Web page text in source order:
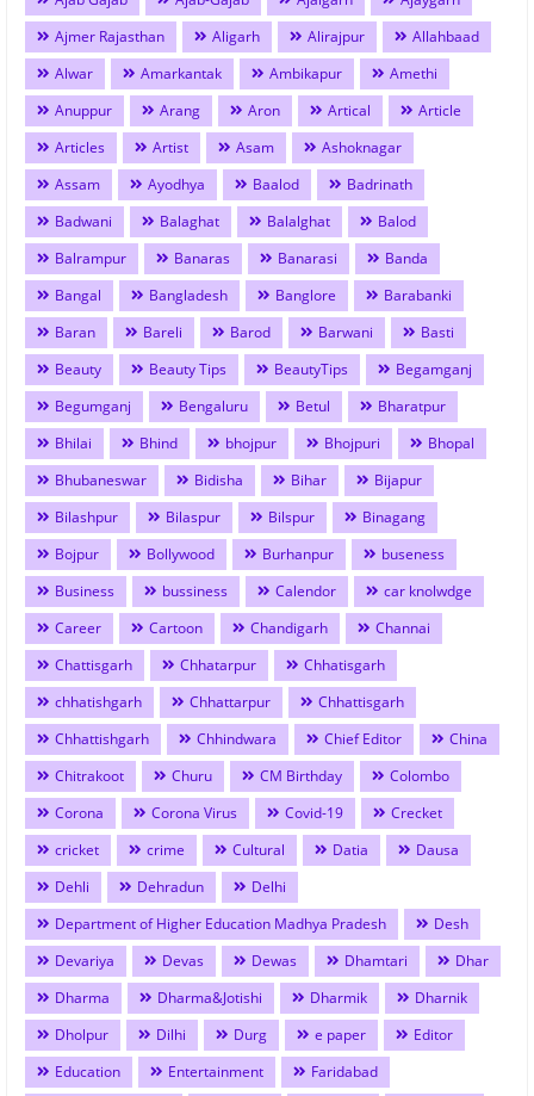
Ajmer Rajasthan
Aligarh Alirajpur
Allahbaad
Alwar
Amarkantak Ambikapur
Amethi
Anuppur
Arang Aron Artical
Article
Articles
Artist Asam
Ashoknagar
Assam
Ayodhya Baalod
Badrinath
Badwani
Balaghat Balalghat
Balod
Balrampur
Banaras Banarasi
Banda
Bangal
Bangladesh Banglore
Barabanki
Baran
Bareli Barod Barwani
Basti
Beauty
Beauty Tips BeautyTips
Begamganj
Begumganj
Bengaluru Betul
Bharatpur
Bhilai
Bhind bhojpur Bhojpuri
Bhopal
Bhubaneswar
Bidisha Bihar
Bijapur
Bilashpur
Bilaspur Bilspur
Binagang
Bojpur
Bollywood Burhanpur
buseness
Business
bussiness Calendor
car knolwdge
Career
Cartoon Chandigarh
Channai
Chattisgarh
Chhatarpur
Chhatisgarh
chhatishgarh
Chhattarpur
Chhattisgarh
Chhattishgarh
Chhindwara Chief Editor
China
Chitrakoot
Churu CM Birthday
Colombo
Corona
Corona Virus Covid-19
Crecket
cricket
crime Cultural Datia
Dausa
Dehli
Dehradun
Delhi
Department of Higher Education Madhya Pradesh
Desh
Devariya
Devas Dewas Dhamtari
Dhar
Dharma
Dharma&Jotishi Dharmik
Dharnik
Dholpur
Dilhi Durg e paper
Editor
Education
Entertainment
Faridabad